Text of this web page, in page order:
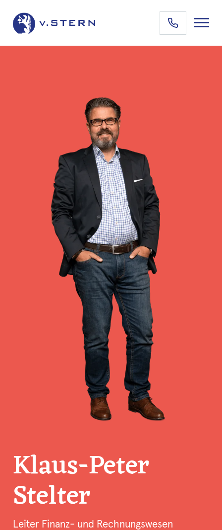
Klaus-Peter
Stelter
Leiter Finanz- und Rechnungswesen